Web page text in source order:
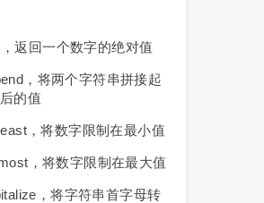
返回一个数字的绝对值
，将两个字符串拼接起
的值
，将数字限制在最小值
，将数字限制在最大值
，将字符串首字母转